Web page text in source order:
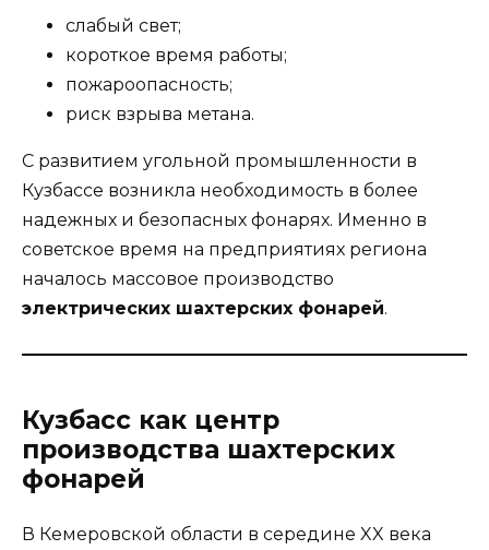
слабый свет;
короткое время работы;
пожароопасность;
риск взрыва метана.
С развитием угольной промышленности в
Кузбассе возникла необходимость в более
надежных и безопасных фонарях. Именно в
советское время на предприятиях региона
началось массовое производство
электрических шахтерских фонарей.
Кузбасс как центр
производства шахтерских
фонарей
В Кемеровской области в середине XX века